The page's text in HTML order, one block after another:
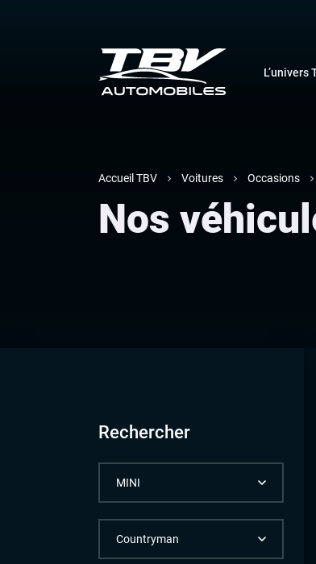
L’univers
Accueil TBV Voitures Occasions
Nos
Rechercher